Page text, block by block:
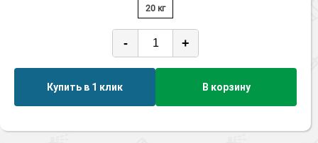
20 кг
- +
Купить в 1 клик В корзину